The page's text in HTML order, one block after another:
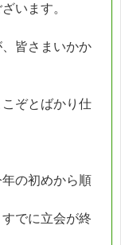
います。
皆さまいかか
ぞとばかり仕
の初めから順
でに立会が終